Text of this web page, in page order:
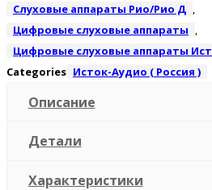
Слуховые аппараты Рио/Рио Д ,
Цифровые слуховые аппараты ,
Цифровые слуховые аппараты
Categories Исток-Аудио ( Россия )
Описание
Детали
Характеристики